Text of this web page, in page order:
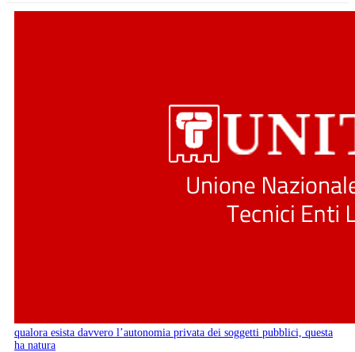
qualora esista davvero l’autonomia privata dei soggetti pubblici, questa
ha natura